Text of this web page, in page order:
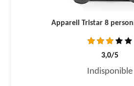
Appareil Tristar 8
3,0/5
Indisponible